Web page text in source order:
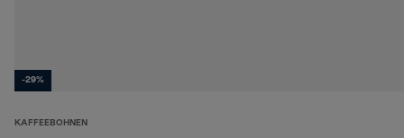
-29%
KAFFEEBOHNEN